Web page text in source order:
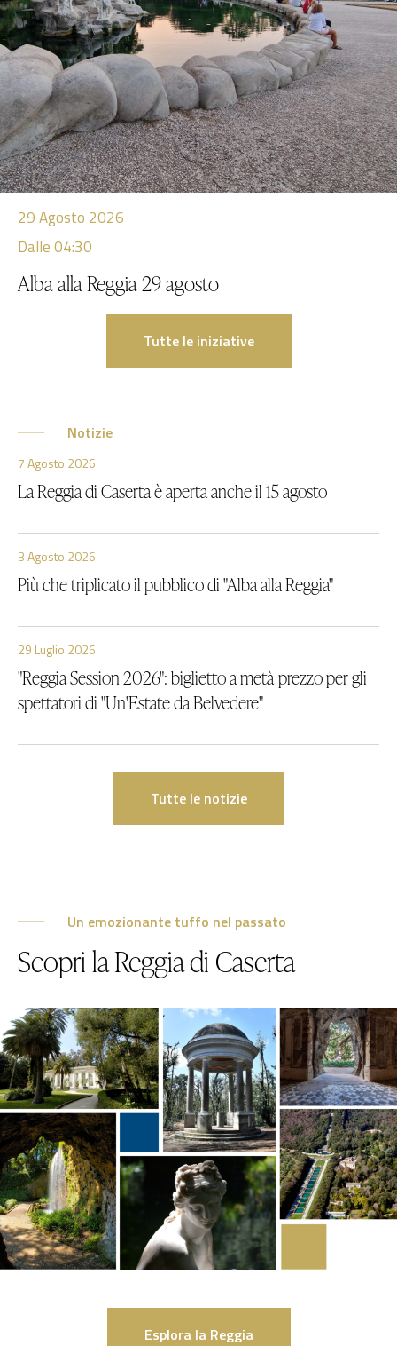
29Agosto 2026
Dalle 04:30
Alba alla Reggia 29 agosto
Tutte le iniziative
Notizie
7 Agosto 2026
La Reggia di Caserta è aperta anche il 15 agosto
3 Agosto 2026
Più che triplicato il pubblico di "Alba alla Reggia"
29 Luglio 2026
"Reggia Session 2026": biglietto a metà prezzo per gli
spettatori di "Un'Estate da Belvedere"
Tutte le notizie
Un emozionante tuffo nel passato
Scopri la Reggia di Caserta
Esplora la Reggia